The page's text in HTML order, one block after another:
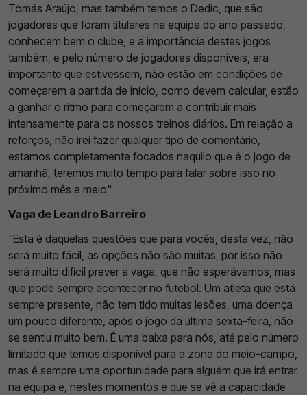
Tomás Araújo, mas também temos o Dedic, que são
jogadores que foram titulares na equipa do ano passado,
conhecem bem o clube, e a importância destes jogos
também, e pelo número de jogadores disponíveis, era
importante que estivessem, não estão em condições de
começarem a partida de início, como devem calcular, estão
a ganhar o ritmo para começarem a contribuir mais
intensamente para os nossos treinos diários. Em relação a
reforços, não irei fazer qualquer tipo de comentário,
estamos completamente focados naquilo que é o jogo de
amanhã, teremos muito tempo para falar sobre isso no
próximo mês e meio"
Vaga de Leandro Barreiro
"Esta é daquelas questões que para vocês, desta vez, não
será muito fácil, as opções não são muitas, por isso não
será muito difícil prever a vaga, que não esperávamos, mas
que pode sempre acontecer no futebol. Um atleta que está
sempre presente, não tem tido muitas lesões, uma doença
um pouco diferente, após o jogo da última sexta-feira, não
se sentiu muito bem. É uma baixa para nós, até pelo número
limitado que temos disponível para a zona do meio-campo,
mas é sempre uma oportunidade para alguém que irá entrar
na equipa e, nestes momentos é que se vê a capacidade